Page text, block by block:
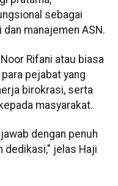
sebagai
manajemen ASN.
Rifani atau biasa
pejabat yang
birokrasi, serta
masyarakat.
dengan penuh
dedikasi," jelas Haji